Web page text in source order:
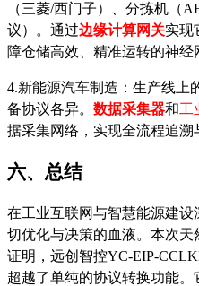
（三菱/西门子）、分拣机（
议）。通过边缘计算网关实现
障仓储高效、精准运转的神经
4.新能源汽车制造：生产线上
备协议各异。 数据采集器和工
据采集网络，实现全流程追溯
六、总结
在工业互联网与智慧能源建
切优化与决策的血液。本次
证明， 远创智控YC-EIP-
超越了单纯的协议转换功能。